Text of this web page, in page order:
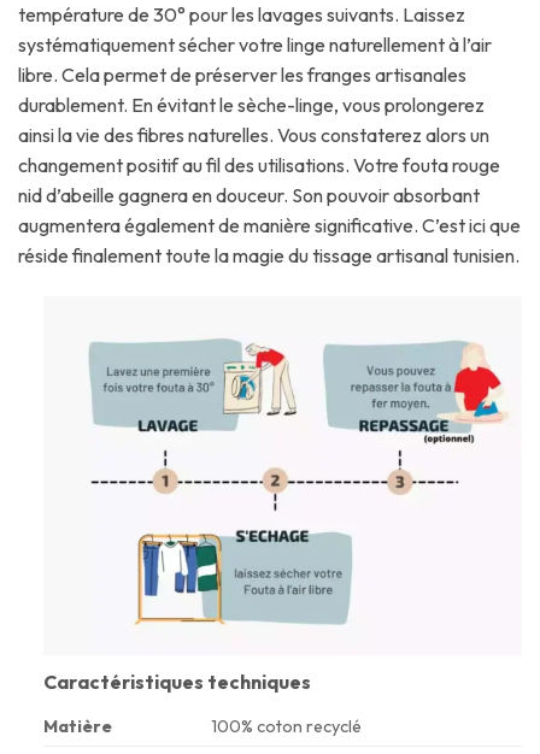
température de 30° pour les lavages suivants. Laissez
systématiquement sécher votre linge naturellement à l’air
libre. Cela permet de préserver les franges artisanales
durablement. En évitant le sèche-linge, vous prolongerez
ainsi la vie des fibres naturelles. Vous constaterez alors un
changement positif au fil des utilisations. Votre fouta rouge
nid d’abeille gagnera en douceur. Son pouvoir absorbant
augmentera également de manière significative. C’est ici que
réside finalement toute la magie du tissage artisanal tunisien.
Caractéristiques techniques
Matière
100% coton recyclé